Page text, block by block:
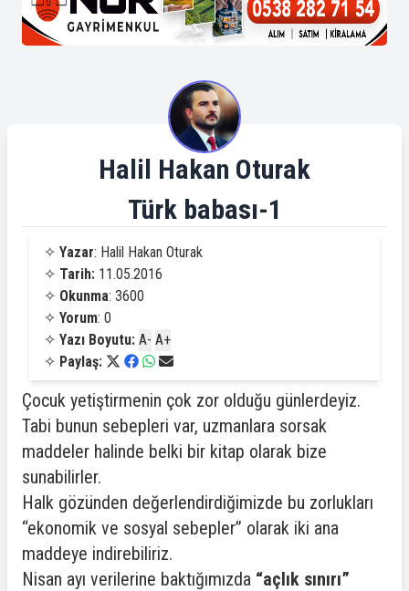
Halil Hakan Oturak
Türk babası-1
✧ Yazar: Halil Hakan Oturak
✧ Tarih: 11.05.2016
✧ Okunma: 3600
✧ Yorum: 0
✧ Yazı Boyutu: A- A+
✧ Paylaş:
Çocuk yetiştirmenin çok zor olduğu günlerdeyiz.
Tabi bunun sebepleri var, uzmanlara sorsak
maddeler halinde belki bir kitap olarak bize
sunabilirler.
Halk gözünden değerlendirdiğimizde bu zorlukları
“ekonomik ve sosyal sebepler” olarak iki ana
maddeye indirebiliriz.
Nisan ayı verilerine baktığımızda “açlık sınırı”